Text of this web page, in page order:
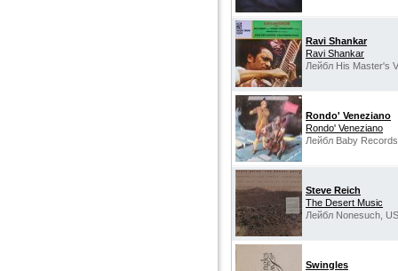
Ravi Shankar
Ravi Shankar
Лейбл His Master's
Rondo' Veneziano
Rondo' Veneziano
Лейбл Baby
Steve Reich
The Desert Music
Лейбл Nonesuch,
Swingles